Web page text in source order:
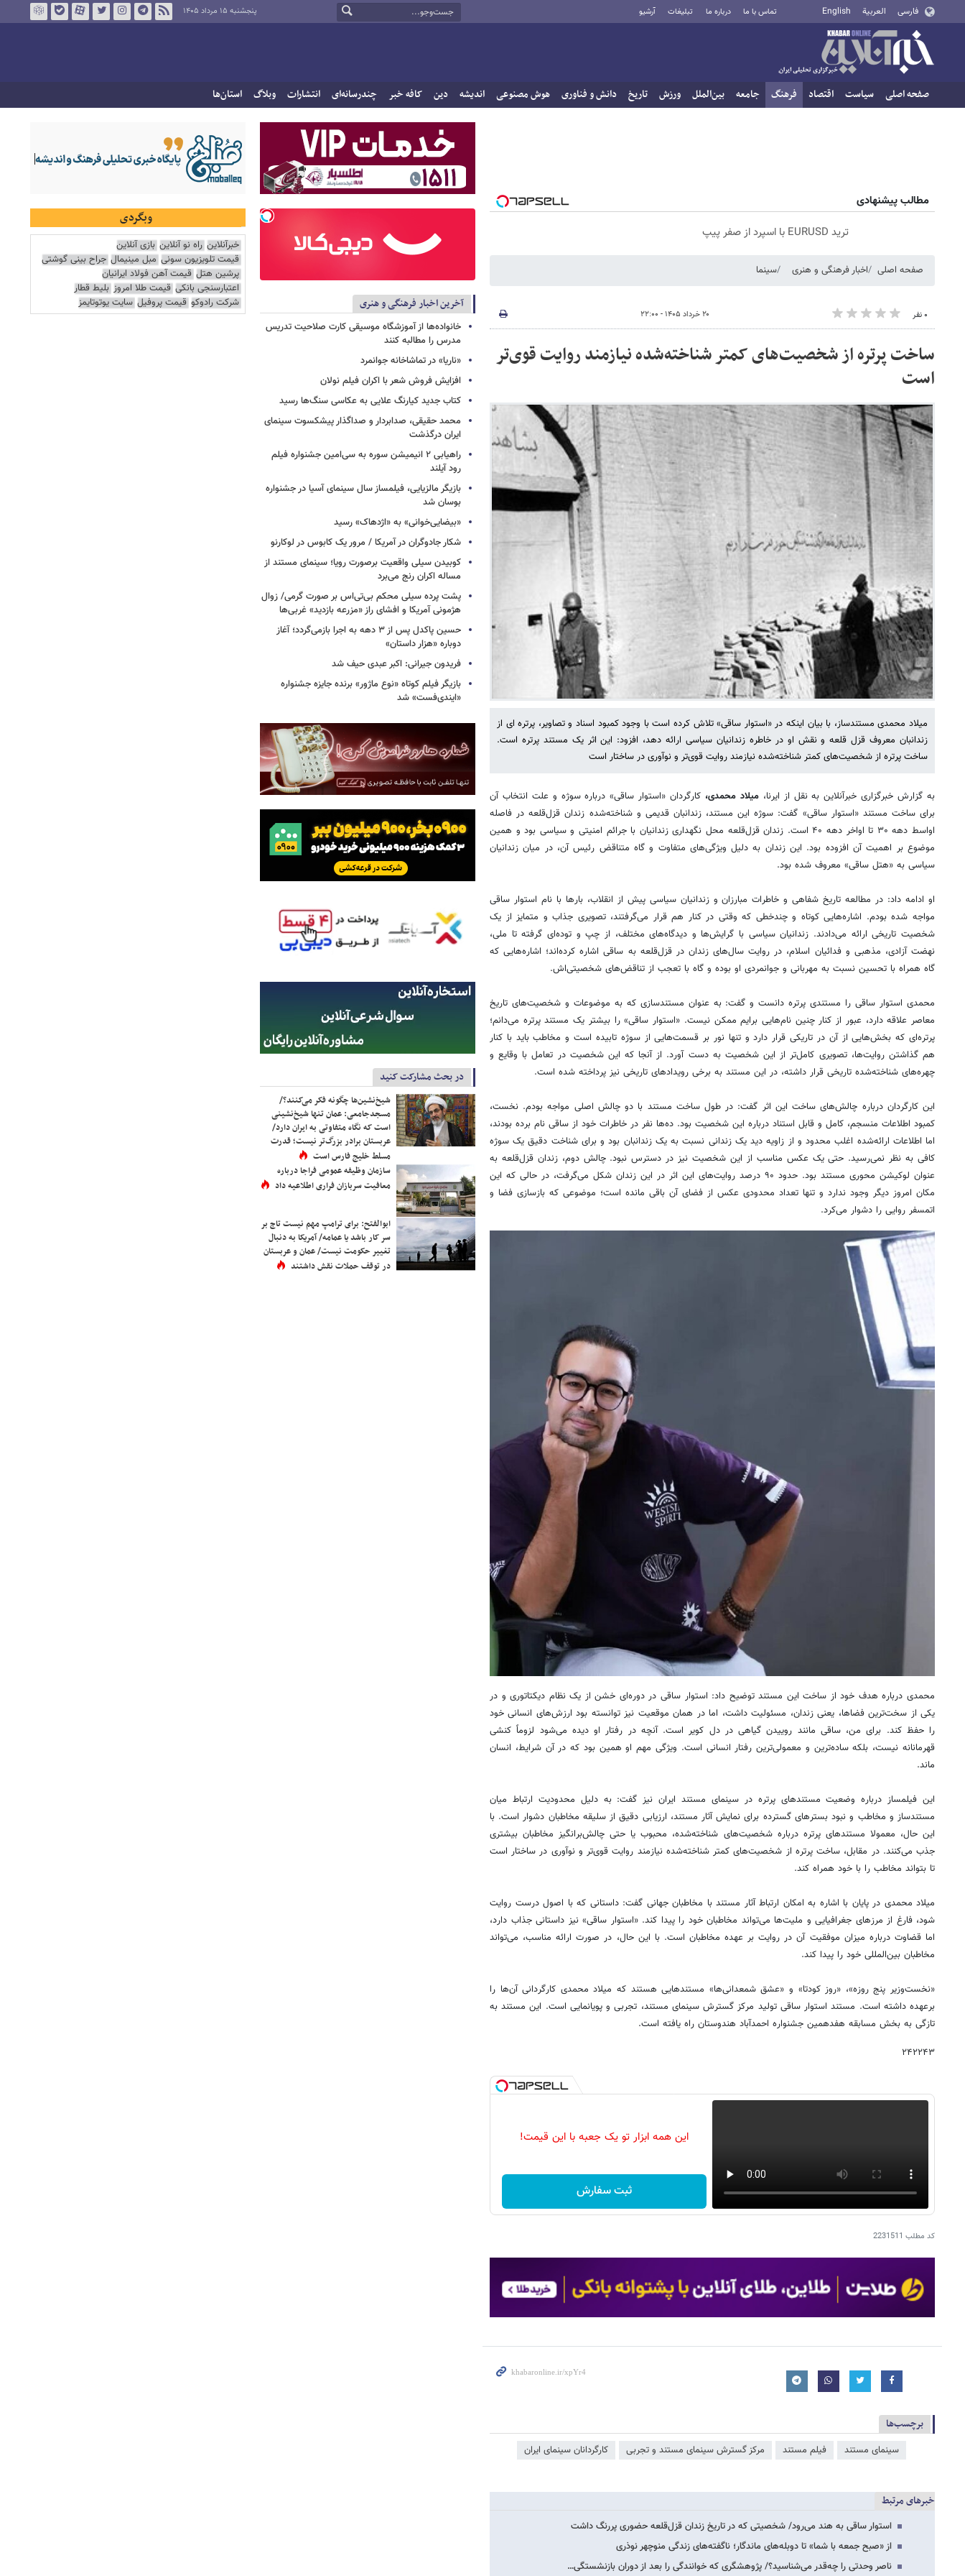
فارسی العربية English تماس با ما درباره ما تبلیغات آرشیو پنجشنبه ۱۵ مرداد ۱۴۰۵
صفحه اصلی سیاست اقتصاد فرهنگ جامعه بین‌الملل ورزش تاریخ دانش و فناوری هوش مصنوعی اندیشه دین کافه خبر چندرسانه‌ای انتشارات وبلاگ استان‌ها
مطالب پیشنهادی
ترید EURUSD با اسپرد از صفر پیپ
صفحه اصلی اخبار فرهنگی و هنری سینما
۰ نفر ۲۰ خرداد ۱۴۰۵ - ۲۲:۰۰
ساخت پرتره از شخصیت‌های کمتر شناخته‌شده نیازمند روایت قوی‌تر
است
میلاد محمدی مستندساز، با بیان اینکه در «استوار ساقی» تلاش کرده است با وجود کمبود اسناد و تصاویر، پرتره ای از
زندانبان معروف قزل قلعه و نقش او در خاطره زندانیان سیاسی ارائه دهد، افزود: این اثر یک مستند پرتره است.
ساخت پرتره از شخصیت‌های کمتر شناخته‌شده نیازمند روایت قوی‌تر و نوآوری در ساختار است
به گزارش خبرگزاری خبرآنلاین به نقل از ایرنا، میلاد محمدی، کارگردان «استوار ساقی» درباره سوژه و علت انتخاب آن
برای ساخت مستند «استوار ساقی» گفت: سوژه این مستند، زندانبان قدیمی و شناخته‌شده زندان قزل‌قلعه در فاصله
اواسط دهه ۳۰ تا اواخر دهه ۴۰ است. زندان قزل‌قلعه محل نگهداری زندانیان با جرائم امنیتی و سیاسی بود و همین
موضوع بر اهمیت آن افزوده بود. این زندان به دلیل ویژگی‌های متفاوت و گاه متناقض رئیس آن، در میان زندانیان
سیاسی به «هتل ساقی» معروف شده بود.
او ادامه داد: در مطالعه تاریخ شفاهی و خاطرات مبارزان و زندانیان سیاسی پیش از انقلاب، بارها با نام استوار ساقی
مواجه شده بودم. اشاره‌هایی کوتاه و چندخطی که وقتی در کنار هم قرار می‌گرفتند، تصویری جذاب و متمایز از یک
شخصیت تاریخی ارائه می‌دادند. زندانیان سیاسی با گرایش‌ها و دیدگاه‌های مختلف، از چپ و توده‌ای گرفته تا ملی،
نهضت آزادی، مذهبی و فدائیان اسلام، در روایت سال‌های زندان در قزل‌قلعه به ساقی اشاره کرده‌اند؛ اشاره‌هایی که
گاه همراه با تحسین نسبت به مهربانی و جوانمردی او بوده و گاه با تعجب از تناقض‌های شخصیتی‌اش.
محمدی استوار ساقی را مستندی پرتره دانست و گفت: به عنوان مستندسازی که به موضوعات و شخصیت‌های تاریخ
معاصر علاقه دارد، عبور از کنار چنین نام‌هایی برایم ممکن نیست. «استوار ساقی» را بیشتر یک مستند پرتره می‌دانم؛
پرتره‌ای که بخش‌هایی از آن در تاریکی قرار دارد و تنها نور بر قسمت‌هایی از سوژه تابیده است و مخاطب باید با کنار
هم گذاشتن روایت‌ها، تصویری کامل‌تر از این شخصیت به دست آورد. از آنجا که این شخصیت در تعامل با وقایع و
چهره‌های شناخته‌شده تاریخی قرار داشته، در این مستند به برخی رویدادهای تاریخی نیز پرداخته شده است.
این کارگردان درباره چالش‌های ساخت این اثر گفت: در طول ساخت مستند با دو چالش اصلی مواجه بودم. نخست،
کمبود اطلاعات منسجم، کامل و قابل استناد درباره این شخصیت بود. ده‌ها نفر در خاطرات خود از ساقی نام برده بودند،
اما اطلاعات ارائه‌شده اغلب محدود و از زاویه دید یک زندانی نسبت به یک زندانبان بود و برای شناخت دقیق یک سوژه
کافی به نظر نمی‌رسید. حتی یک عکس مناسب از این شخصیت نیز در دسترس نبود. چالش دوم، زندان قزل‌قلعه به
عنوان لوکیشن محوری مستند بود. حدود ۹۰ درصد روایت‌های این اثر در این زندان شکل می‌گرفت، در حالی که این
مکان امروز دیگر وجود ندارد و تنها تعداد محدودی عکس از فضای آن باقی مانده است؛ موضوعی که بازسازی فضا و
اتمسفر روایی را دشوار می‌کرد.
محمدی درباره هدف خود از ساخت این مستند توضیح داد: استوار ساقی در دوره‌ای خشن از یک نظام دیکتاتوری و در
یکی از سخت‌ترین فضاها، یعنی زندان، مسئولیت داشت، اما در همان موقعیت نیز توانسته بود ارزش‌های انسانی خود
را حفظ کند. برای من، ساقی مانند روییدن گیاهی در دل کویر است. آنچه در رفتار او دیده می‌شود لزوماً کنشی
قهرمانانه نیست، بلکه ساده‌ترین و معمولی‌ترین رفتار انسانی است. ویژگی مهم او همین بود که در آن شرایط، انسان
ماند.
این فیلمساز درباره وضعیت مستندهای پرتره در سینمای مستند ایران نیز گفت: به دلیل محدودیت ارتباط میان
مستندساز و مخاطب و نبود بسترهای گسترده برای نمایش آثار مستند، ارزیابی دقیق از سلیقه مخاطبان دشوار است. با
این حال، معمولا مستندهای پرتره درباره شخصیت‌های شناخته‌شده، محبوب یا حتی چالش‌برانگیز مخاطبان بیشتری
جذب می‌کنند. در مقابل، ساخت پرتره از شخصیت‌های کمتر شناخته‌شده نیازمند روایت قوی‌تر و نوآوری در ساختار است
تا بتواند مخاطب را با خود همراه کند.
میلاد محمدی در پایان با اشاره به امکان ارتباط آثار مستند با مخاطبان جهانی گفت: داستانی که با اصول درست روایت
شود، فارغ از مرزهای جغرافیایی و ملیت‌ها می‌تواند مخاطبان خود را پیدا کند. «استوار ساقی» نیز داستانی جذاب دارد،
اما قضاوت درباره میزان موفقیت آن در روایت بر عهده مخاطبان است. با این حال، در صورت ارائه مناسب، می‌تواند
مخاطبان بین‌المللی خود را پیدا کند.
«نخست‌وزیر پنج روزه»، «روز کودتا» و «عشق شمعدانی‌ها» مستندهایی هستند که میلاد محمدی کارگردانی آن‌ها را
برعهده داشته است. مستند استوار ساقی تولید مرکز گسترش سینمای مستند، تجربی و پویانمایی است. این مستند به
تازگی به بخش مسابقه هفدهمین جشنواره احمدآباد هندوستان راه یافته است.
۲۴۲۲۴۳
این همه ابزار تو یک جعبه با این قیمت!
ثبت سفارش
کد مطلب 2231511
برچسب‌ها
سینمای مستند فیلم مستند مرکز گسترش سینمای مستند و تجربی کارگردانان سینمای ایران
خبرهای مرتبط
استوار ساقی به هند می‌رود/ شخصیتی که در تاریخ زندان قزل‌قلعه حضوری پررنگ داشت
از «صبح جمعه با شما» تا دوبله‌های ماندگار؛ ناگفته‌های زندگی منوچهر نوذری
ناصر وحدتی را چه‌قدر می‌شناسید؟/ پژوهشگری که خوانندگی را بعد از دوران بازنشستگی…
آخرین اخبار فرهنگی و هنری
خانواده‌ها از آموزشگاه موسیقی کارت صلاحیت تدریس
مدرس را مطالبه کنند
«ناریا» در تماشاخانه جوانمرد
افزایش فروش شعر با اکران فیلم نولان
کتاب جدید کیارنگ علایی به عکاسی سنگ‌ها رسید
محمد حقیقی، صدابردار و صداگذار پیشکسوت سینمای
ایران درگذشت
راهیابی ۲ انیمیشن سوره به سی‌امین جشنواره فیلم
رود آیلند
بازیگر مالزیایی، فیلمساز سال سینمای آسیا در جشنواره
بوسان شد
«بیضایی‌خوانی» به «اژدهاک» رسید
شکار جادوگران در آمریکا / مرور یک کابوس در لوکارنو
کوبیدن سیلی واقعیت برصورت رویا؛ سینمای مستند از
مساله اکران رنج می‌برد
پشت پرده سیلی محکم بی‌تی‌اس بر صورت گرمی/ زوال
هژمونی آمریکا و افشای راز «مزرعه بازدید» غربی‌ها
حسین پاکدل پس از ۳ دهه به اجرا بازمی‌گردد؛ آغاز
دوباره «هزار داستان»
فریدون جیرانی: اکبر عبدی حیف شد
بازیگر فیلم کوتاه «نوع ماژور» برنده جایزه جشنواره
«ایندی‌فست» شد
در بحث مشارکت کنید
شیخ‌نشین‌ها چگونه فکر می‌کنند؟/
مسجدجامعی: عمان تنها شیخ‌نشینی
است که نگاه متفاوتی به ایران دارد/
عربستان برادر بزرگ‌تر نیست؛ قدرت
مسلط خلیج فارس است
سازمان وظیفه عمومی فراجا درباره
معافیت سربازان فراری اطلاعیه داد
ابوالفتح: برای ترامپ مهم نیست تاج بر
سر کار باشد یا عمامه/ آمریکا به دنبال
تغییر حکومت نیست/ عمان و عربستان
در توقف حملات نقش داشتند
وبگردی
خبرآنلاین راه نو آنلاین بازی آنلاین
قیمت تلویزیون سونی مبل مینیمال جراح بینی گوشتی
پرشین هتل قیمت آهن فولاد ایرانیان
اعتبارسنجی بانکی قیمت طلا امروز بلیط قطار
شرکت رادوکو قیمت پروفیل سایت یوتوتایمز